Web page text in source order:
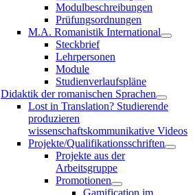
Modulbeschreibungen
Prüfungsordnungen
M.A. Romanistik International
Steckbrief
Lehrpersonen
Module
Studienverlaufspläne
Didaktik der romanischen Sprachen
Lost in Translation? Studierende
produzieren
wissenschaftskommunikative Videos
Projekte/Qualifikationsschriften
Projekte aus der
Arbeitsgruppe
Promotionen
Gamification im